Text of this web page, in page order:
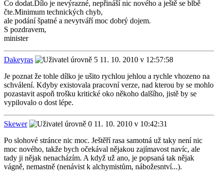
Co dodat.Dílo je nevýrazné, nepřináší nic nového a ještě se blbě
čte.Minimum technických chyb,
ale podání špatné a nevytváří moc dobrý dojem.
S pozdravem,
minister
Dakeyras
11. 10. 2010 v 12:57:58
Je poznat že tohle dílko je ušito rychlou jehlou a rychle vhozeno na
schválení. Kdyby existovala pracovní verze, nad kterou by se mohlo
pozastavit aspoň trošku kritické oko někoho dalšího, jistě by se
vypilovalo o dost lépe.
Skewer
11. 10. 2010 v 10:42:31
Po slohové stránce nic moc. Ještěří rasa samotná už taky není nic
moc nového, takže bych očekával nějakou zajímavost navíc, ale
tady ji nějak nenacházím. A když už ano, je popsaná tak nějak
vágně, nemastně (nenávist k alchymistům, nábožesntví...).